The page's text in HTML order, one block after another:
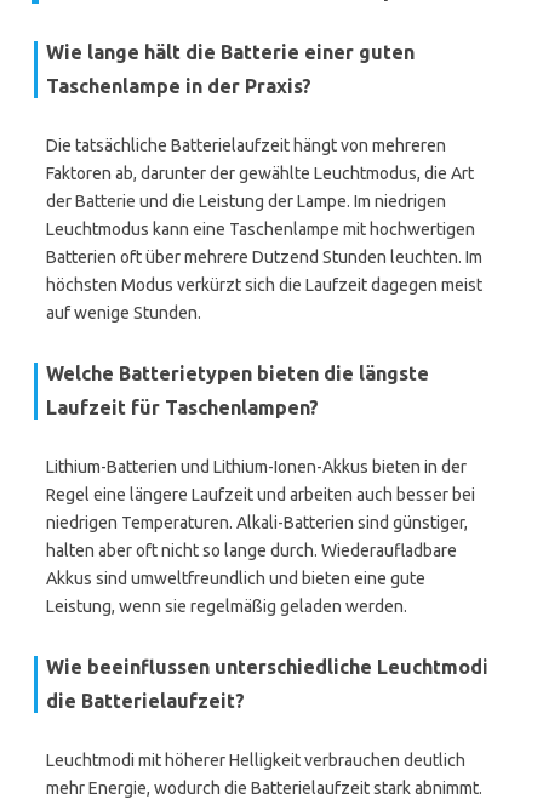
Wie lange hält die Batterie einer guten
Taschenlampe in der Praxis?
Die tatsächliche Batterielaufzeit hängt von mehreren
Faktoren ab, darunter der gewählte Leuchtmodus, die Art
der Batterie und die Leistung der Lampe. Im niedrigen
Leuchtmodus kann eine Taschenlampe mit hochwertigen
Batterien oft über mehrere Dutzend Stunden leuchten. Im
höchsten Modus verkürzt sich die Laufzeit dagegen meist
auf wenige Stunden.
Welche Batterietypen bieten die längste
Laufzeit für Taschenlampen?
Lithium-Batterien und Lithium-Ionen-Akkus bieten in der
Regel eine längere Laufzeit und arbeiten auch besser bei
niedrigen Temperaturen. Alkali-Batterien sind günstiger,
halten aber oft nicht so lange durch. Wiederaufladbare
Akkus sind umweltfreundlich und bieten eine gute
Leistung, wenn sie regelmäßig geladen werden.
Wie beeinflussen unterschiedliche Leuchtmodi
die Batterielaufzeit?
Leuchtmodi mit höherer Helligkeit verbrauchen deutlich
mehr Energie, wodurch die Batterielaufzeit stark abnimmt.